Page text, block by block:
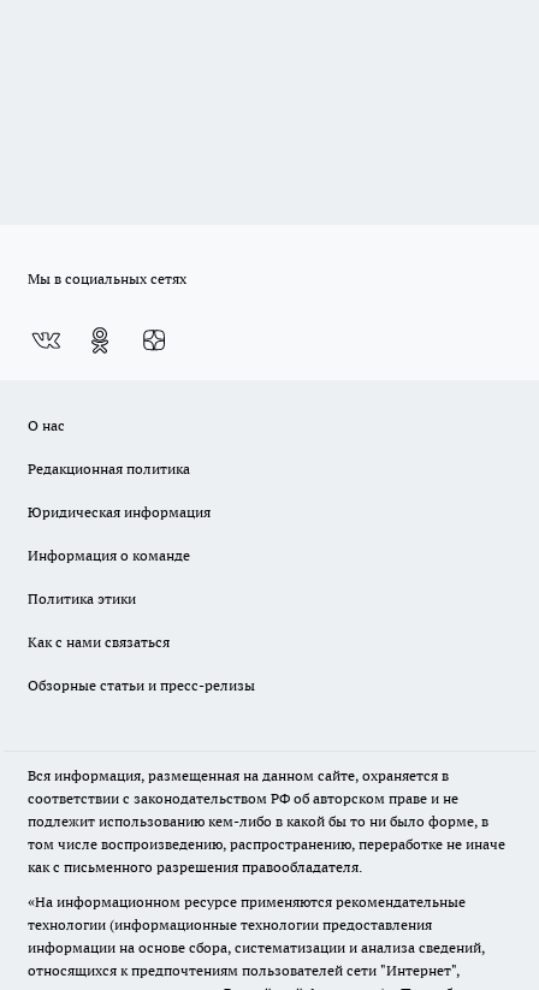
Мы в социальных сетях
О нас
Редакционная политика
Юридическая информация
Информация о команде
Политика этики
Как с нами связаться
Обзорные статьи и пресс-релизы
Вся информация, размещенная на данном сайте, охраняется в
соответствии с законодательством РФ об авторском праве и не
подлежит использованию кем-либо в какой бы то ни было форме, в
том числе воспроизведению, распространению, переработке не иначе
как с письменного разрешения правообладателя.
«На информационном ресурсе применяются рекомендательные
технологии (информационные технологии предоставления
информации на основе сбора, систематизации и анализа сведений,
относящихся к предпочтениям пользователей сети "Интернет",